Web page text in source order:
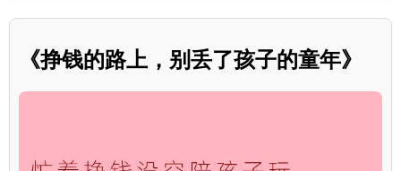
《挣钱的路上，别丢了孩子的童年》